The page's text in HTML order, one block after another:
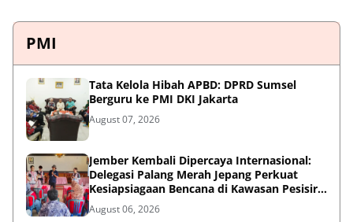
PMI
Tata Kelola Hibah APBD: DPRD Sumsel
Berguru ke PMI DKI Jakarta
August 07, 2026
Jember Kembali Dipercaya Internasional:
Delegasi Palang Merah Jepang Perkuat
Kesiapsiagaan Bencana di Kawasan Pesisir
dan Sekolah
August 06, 2026